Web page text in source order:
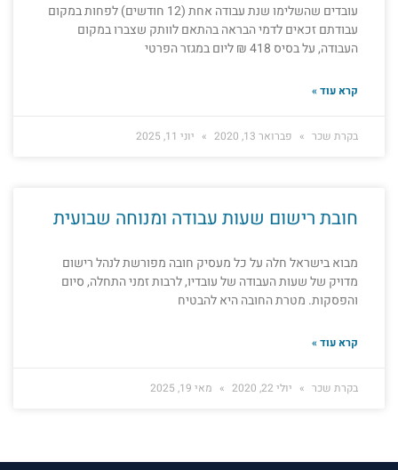
עובדים שהשלימו שנת עבודה אחת (12 חודשים) לפחות במקום
עבודתם זכאים לדמי הבראה בהתאם לוותק שצברו במקום
העבודה, על בסיס 418 ₪ ליום במגזר הפרטי
קרא עוד »
בקרת שכר פברואר 13, 2020 יוני 11, 2025
חובת רישום שעות עבודה ומנוחה שבועית
מבוא בישראל חלה על כל מעסיק חובה מפורשת לנהל רישום
מדויק של שעות העבודה של עובדיו, לרבות זמני התחלה, סיום
והפסקות. מטרת החובה היא להבטיח
קרא עוד »
בקרת שכר יולי 22, 2020 מאי 19, 2025